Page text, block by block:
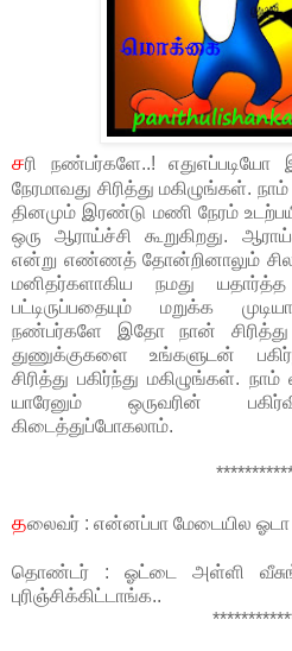
சரி நண்பர்களே..! எதுஎப்படியோ
நேரமாவது சிரித்து மகிழுங்கள். நாம்
தினமும் இரண்டு மணி நேரம்
ஒரு ஆராய்ச்சி கூறுகிறது.
என்று எண்ணத் தோன்றினாலும்
மனிதர்களாகிய நமது
பட்டிருப்பதையும் மறுக்க
நண்பர்களே இதோ நான்
துணுக்குகளை உங்களுடன்
சிரித்து பகிர்ந்து மகிழுங்கள்.
யாரேனும் ஒருவரின்
கிடைத்துப்போகலாம்.
தலைவர் : என்னப்பா மேடையில ஓடா
தொண்டர் : ஓட்டை அள்ளி
புரிஞ்சிக்கிட்டாங்க..